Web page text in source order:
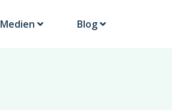
Medien Blog